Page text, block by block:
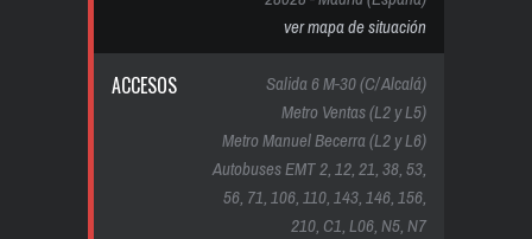
ver mapa de situación
ACCESOS
Salida 6 M-30 (C/ Alcalá)
Metro Ventas (L2 y L5)
Metro Manuel Becerra (L2 y L6)
Autobuses EMT 2, 12, 21, 38, 53,
56, 71, 106, 110, 143, 146, 156,
210, C1, L06, N5, N7